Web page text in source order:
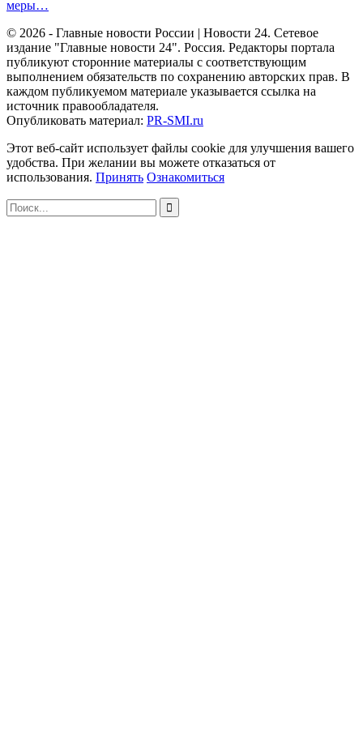
меры…
© 2026 - Главные новости России | Новости 24. Сетевое
издание "Главные новости 24". Россия. Редакторы портала
публикуют сторонние материалы с соответствующим
выполнением обязательств по сохранению авторских прав. В
каждом публикуемом материале указывается ссылка на
источник правообладателя.
Опубликовать материал: PR-SMI.ru
Этот веб-сайт использует файлы cookie для улучшения вашего
удобства. При желании вы можете отказаться от
использования. Принять Ознакомиться